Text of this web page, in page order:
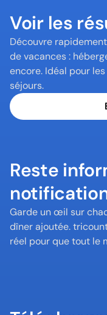
Voir les
Découvre
de vacances :
encore. Idéal pour
séjours.
Reste
Garde un œil sur
dîner ajoutée.
réel pour que tout le